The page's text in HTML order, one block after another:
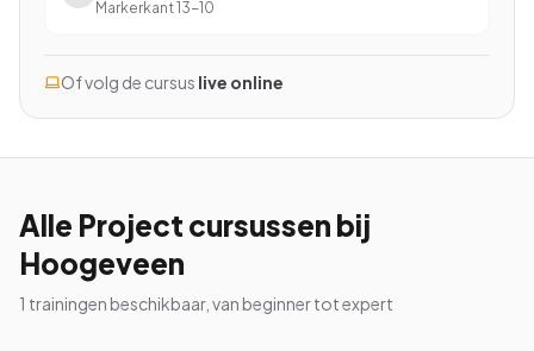
Bekijk alle cursussen
Gratis studiegids downloaden
4.8/5 15.000+ deelnemers
Markerkant 13-10
Of volg de cursus live online
Alle Project cursussen bij
Hoogeveen
1 trainingen beschikbaar, van beginner tot expert